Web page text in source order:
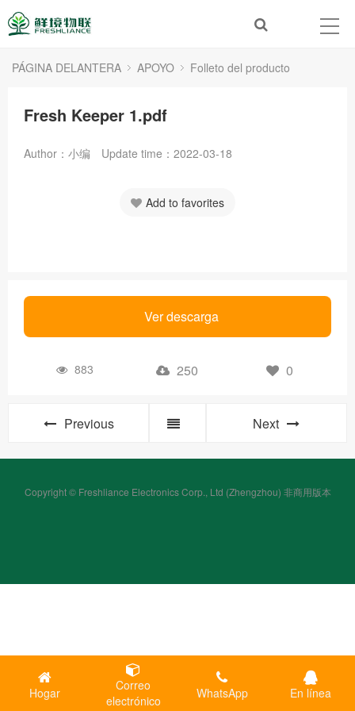
PÁGINA DELANTERA APOYO Folleto del producto
Fresh Keeper 1.pdf
Author：小编 Update time：2022-03-18
Add to favorites
Ver descarga
883 250 0
Previous Next
Copyright © Freshliance Electronics Corp., Ltd (Zhengzhou) 非商用版本
Hogar
Correo
electrónico
WhatsApp En línea